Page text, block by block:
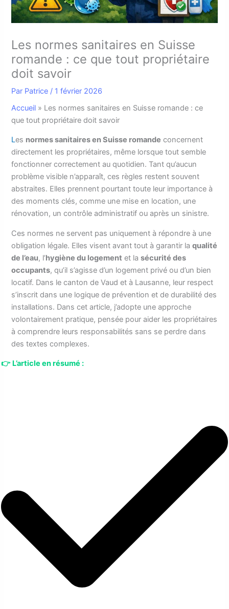
Les normes sanitaires en Suisse
romande : ce que tout propriétaire
doit savoir
Par Patrice / 1 février 2026
Accueil » Les normes sanitaires en Suisse romande : ce
que tout propriétaire doit savoir
Les normes sanitaires en Suisse romande concernent
directement les propriétaires, même lorsque tout semble
fonctionner correctement au quotidien. Tant qu’aucun
problème visible n’apparaît, ces règles restent souvent
abstraites. Elles prennent pourtant toute leur importance à
des moments clés, comme une mise en location, une
rénovation, un contrôle administratif ou après un sinistre.
Ces normes ne servent pas uniquement à répondre à une
obligation légale. Elles visent avant tout à garantir laqualité
de l’eau, l’hygiène du logement et lasécurité des
occupants, qu’il s’agisse d’un logement privé ou d’un bien
locatif. Dans le canton de Vaud et à Lausanne, leur respect
s’inscrit dans une logique de prévention et de durabilité des
installations. Dans cet article, j’adopte une approche
volontairement pratique, pensée pour aider les propriétaires
à comprendre leurs responsabilités sans se perdre dans
des textes complexes.
👉 L’article en résumé :